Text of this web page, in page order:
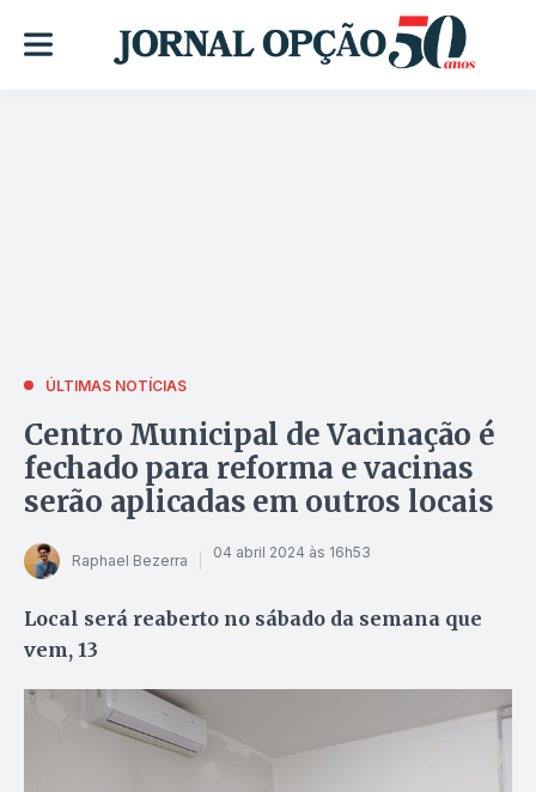
ÚLTIMAS NOTÍCIAS
Centro Municipal de Vacinação é
fechado para reforma e vacinas
serão aplicadas em outros locais
Raphael Bezerra 04 abril 2024 às 16h53
Local será reaberto no sábado da semana que
vem, 13